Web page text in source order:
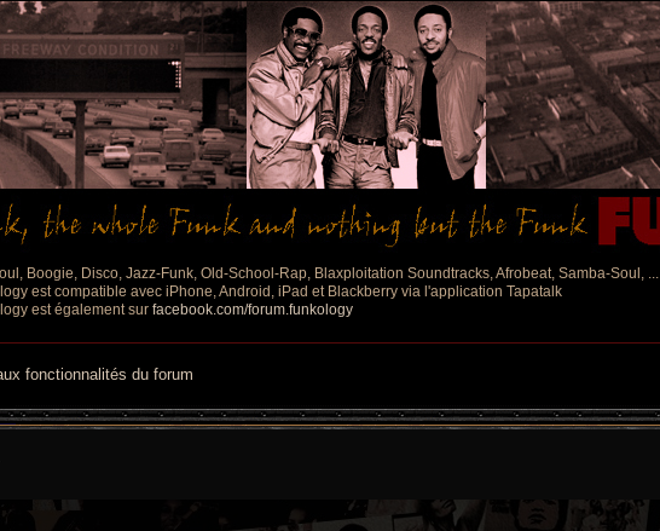
Boogie, Disco, Jazz-Funk, Old-School-Rap, Blaxploitation Soundtracks, Afrobeat, Samba-Soul, ...
est compatible avec iPhone, Android, iPad et Blackberry via l'application Tapatalk
est également sur facebook.com/forum.funkology
fonctionnalités du forum